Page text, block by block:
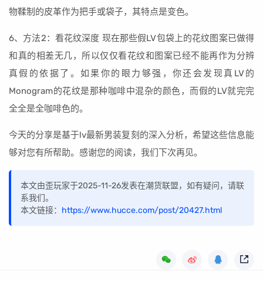
物鞣制的皮革作为把手或袋子，其特点是变色。
6、方法2：看花纹深度 现在那些假LV包袋上的花纹图案已做得
和真的相差无几，所以仅仅看花纹和图案已经不能再作为分辨
真假的依据了。如果你的眼力够强，你还会发现真LV的
Monogram的花纹是那种咖啡中混杂的颜色，而假的LV就完完
全全是全咖啡色的。
今天的分享是基于lv最新男装复刻的深入分析，希望这些信息能
够对您有所帮助。感谢您的阅读，我们下次再见。
本文由歪玩家于2025-11-26发表在潮货联盟，如有疑问，请联
系我们。
本文链接： https://www.hucce.com/post/20427.html